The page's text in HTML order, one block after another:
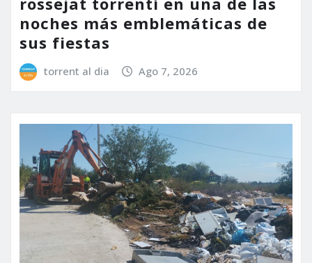
noches más emblemáticas de
sus fiestas
torrent al dia Ago 7, 2026